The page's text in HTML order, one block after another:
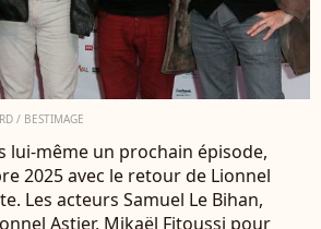
/ BESTIMAGE
lui-même un prochain épisode,
2025 avec le retour de Lionnel
Les acteurs Samuel Le Bihan,
Astier, Mikaël Fitoussi pour